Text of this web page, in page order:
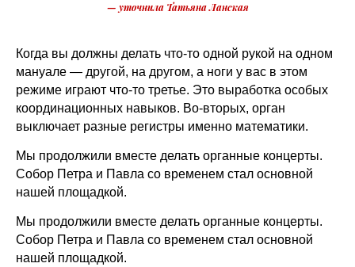
— уточнила Татьяна Ланская
Когда вы должны делать что-то одной рукой на одном
мануале — другой, на другом, а ноги у вас в этом
режиме играют что-то третье. Это выработка особых
координационных навыков. Во-вторых, орган
выключает разные регистры именно математики.
Мы продолжили вместе делать органные концерты.
Собор Петра и Павла со временем стал основной
нашей площадкой.
Мы продолжили вместе делать органные концерты.
Собор Петра и Павла со временем стал основной
нашей площадкой.